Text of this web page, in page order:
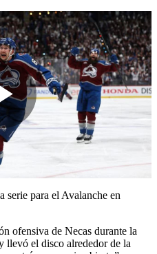
Play
Video
para el Avalanche en
ofensiva de Necas durante la
llevó el disco alrededor de la